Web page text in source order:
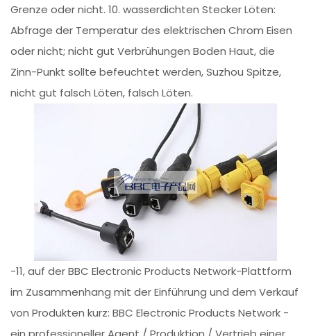
Grenze oder nicht. 10. wasserdichten Stecker Löten:
Abfrage der Temperatur des elektrischen Chrom Eisen
oder nicht; nicht gut Verbrühungen Boden Haut, die
Zinn-Punkt sollte befeuchtet werden, Suzhou Spitze,
nicht gut falsch Löten, falsch Löten.
-11, auf der BBC Electronic Products Network-Plattform
im Zusammenhang mit der Einführung und dem Verkauf
von Produkten kurz: BBC Electronic Products Network -